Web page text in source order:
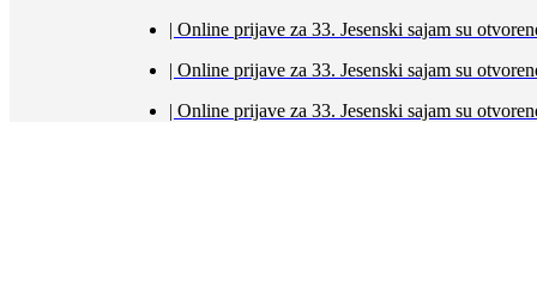
| Online prijave za 33. Jesenski sajam su
| Online prijave za 33. Jesenski sajam su
| Online prijave za 33. Jesenski sajam su